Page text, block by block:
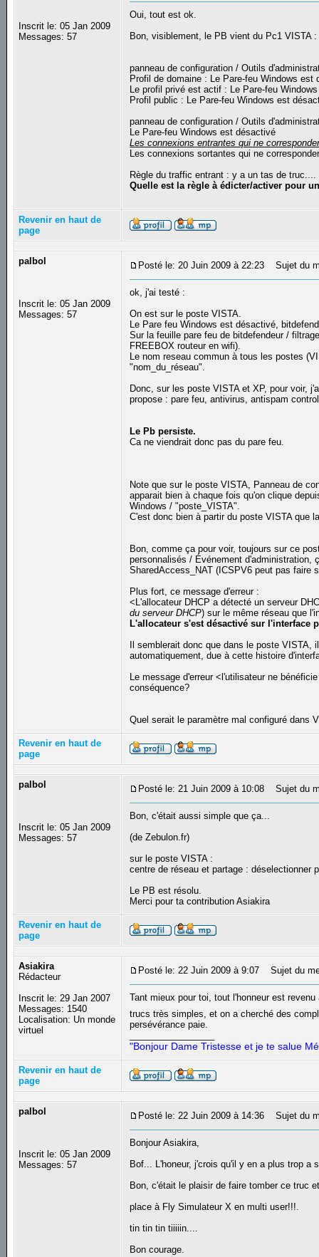
Inscrit le: 05 Jan 2009
Messages: 57
Oui, tout est ok.
Bon, visiblement, le PB vient du Pc1 VISTA :
panneau de configuration / Outils
Profil de domaine : Le Pare-feu Windows est
Le profil privé est actif : Le Pare-feu
Profil public : Le Pare-feu Windows est
panneau de configuration / Outils
Le Pare-feu Windows est désactivé
Les connexions entrantes qui ne
Les connexions sortantes qui ne
Règle du traffic entrant : y a un tas de
Quelle est la règle à édicter/activer pour
Revenir en haut de
page
palbol
Inscrit le: 05 Jan 2009
Messages: 57
Posté le: 20 Juin 2009 à 22:23 Sujet du
ok, j'ai testé :
On est sur le poste VISTA.
Le Pare feu Windows est désactivé,
Sur la feuille pare feu de bitdefendeur /
FREEBOX routeur en wifi).
Le nom reseau commun à tous les postes
"nom_du_réseau".
Donc, sur les poste VISTA et XP, pour voir,
propose : pare feu, antivirus, antispam
Le Pb persiste.
Ca ne viendrait donc pas du pare feu.
Note que sur le poste VISTA, Panneau de
apparait bien à chaque fois qu'on clique
Windows / "poste_VISTA".
C'est donc bien à partir du poste VISTA que
Bon, comme ça pour voir, toujours sur ce
personnalisés / Événement d'administration,
SharedAccess_NAT (ICSPV6 peut pas faire
Plus fort, ce message d'erreur :
<L'allocateur DHCP a détecté un serveur
du serveur DHCP) sur le même réseau que
L'allocateur s'est désactivé sur l'interface
Il semblerait donc que dans le poste
automatiquement, due à cette histoire
Le message d'erreur <l'utilisateur ne
conséquence?
Quel serait le paramètre mal configuré dans
Revenir en haut de
page
palbol
Inscrit le: 05 Jan 2009
Messages: 57
Posté le: 21 Juin 2009 à 10:08 Sujet du
Bon, c'était aussi simple que ça...
(de Zebulon.fr)
sur le poste VISTA :
centre de réseau et partage : déselectionner
Le PB est résolu.
Merci pour ta contribution Asiakira
Revenir en haut de
page
Asiakira
Rédacteur
Inscrit le: 29 Jan 2007
Messages: 1540
Localisation: Un monde
virtuel
Posté le: 22 Juin 2009 à 9:07 Sujet du
Tant mieux pour toi, tout l'honneur est
trucs très simples, et on a cherché des
persévérance paie.
"Bonjour Dame Tristesse et je te salue
Revenir en haut de
page
palbol
Inscrit le: 05 Jan 2009
Messages: 57
Posté le: 22 Juin 2009 à 14:36 Sujet du
Bonjour Asiakira,
Bof... L'honeur, j'crois qu'il y en a plus trop a
Bon, c'était le plaisir de faire tomber ce truc
place à Fly Simulateur X en multi user!!!.
tin tin tin tiiiiin....
Bon courage.